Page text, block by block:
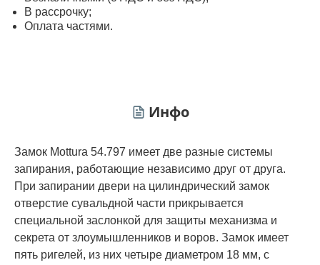
В рассрочку;
Оплата частями.
Инфо
Замок Mottura 54.797 имеет две разные системы
запирания, работающие независимо друг от друга.
При запирании двери на цилиндрический замок
отверстие сувальдной части прикрывается
специальной заслонкой для защиты механизма и
секрета от злоумышленников и воров. Замок имеет
пять ригелей, из них четыре диаметром 18 мм, с